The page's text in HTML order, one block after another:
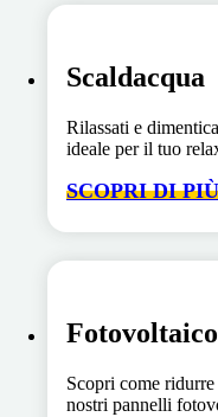
Scaldacqua
Rilassati e
ideale per il tuo
SCOPRI DI PIÙ
Fotovoltaico
Scopri come
nostri pannelli